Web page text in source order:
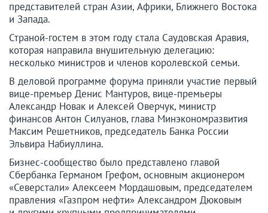
представителей стран Азии, Африки, Ближнего Востока
и Запада.
Страной-гостем в этом году стала Саудовская Аравия,
которая направила внушительную делегацию:
несколько министров и членов королевской семьи.
В деловой программе форума приняли участие первый
вице-премьер Денис Мантуров, вице-премьеры
Александр Новак и Алексей Оверчук, министр
финансов Антон Силуанов, глава Минэкономразвития
Максим Решетников, председатель Банка России
Эльвира Набиуллина.
Бизнес-сообщество было представлено главой
Сбербанка Германом Грефом, основным акционером
«Северстали» Алексеем Мордашовым, председателем
правления «Газпром нефти» Александром Дюковым